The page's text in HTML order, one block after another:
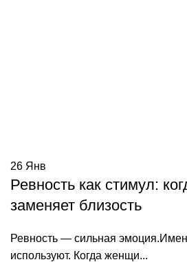
26 Янв
Ревность как стимул:
заменяет близость
Ревность — сильная
используют. Когда женщи...